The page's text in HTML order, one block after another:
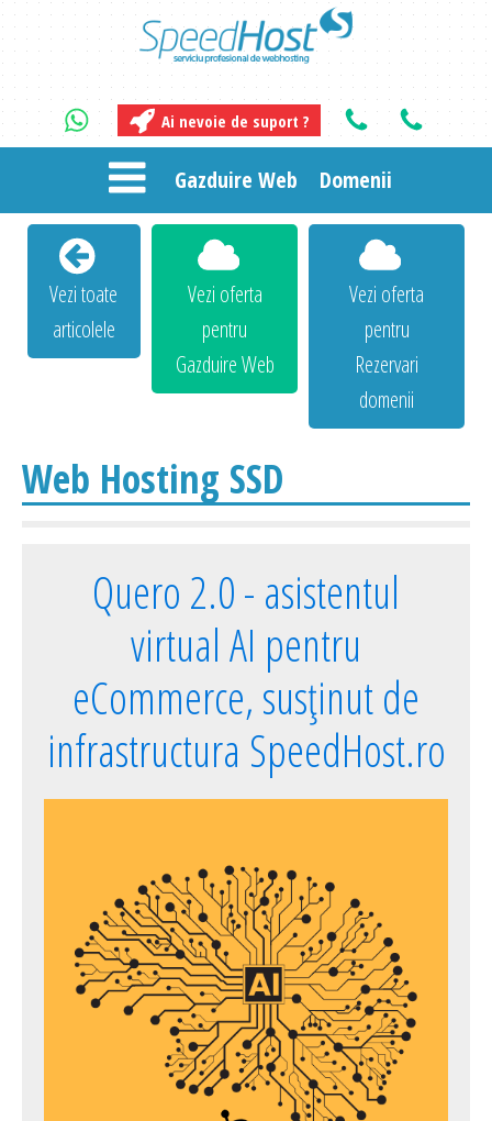
Ai nevoie de suport ?
Gazduire Web Domenii
Vezi toate
articolele
Vezi oferta
pentru
Gazduire Web
Vezi oferta
pentru
Rezervari
domenii
Web Hosting SSD
Quero 2.0 - asistentul
virtual AI pentru
eCommerce, susținut de
infrastructura SpeedHost.ro